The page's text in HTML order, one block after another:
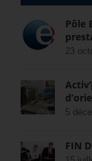
Pôle
23
5
FIN